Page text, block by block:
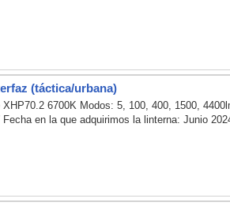
(táctica/urbana)
6700K Modos: 5, 100, 400, 1500,
en la que adquirimos la linterna: Junio